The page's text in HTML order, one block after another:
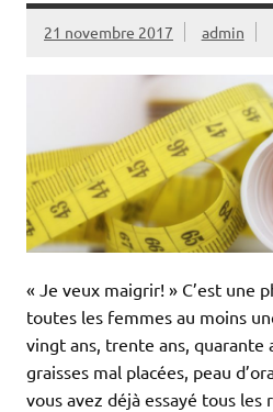
21 novembre 2017 admin
« Je veux maigrir! » C’est une
toutes les femmes au moins
vingt ans, trente ans, quarante
graisses mal placées, peau
vous avez déjà essayé tous les